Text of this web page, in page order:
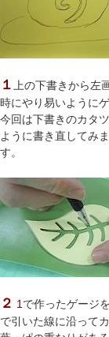
１
上の下書きから左
時にやり易いように
今回は下書きのカタ
ように書き直してみ
す。
２ 1 で作ったゲージ
で引いた線に沿って